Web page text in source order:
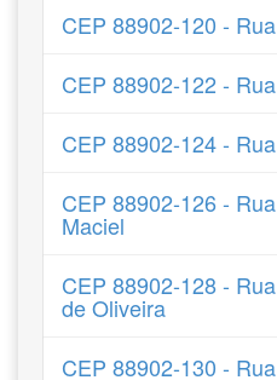
CEP 88902-120 -
CEP 88902-122 -
CEP 88902-124 -
CEP 88902-126 -
Maciel
CEP 88902-128 -
de Oliveira
CEP 88902-130 -